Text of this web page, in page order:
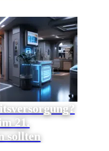
21.
sollten